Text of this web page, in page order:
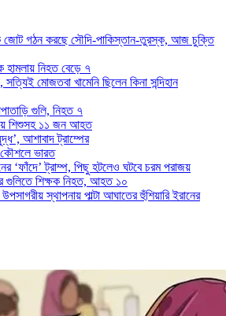
জোট গঠন করছে সৌদি-পাকিস্তান-তুরস্ক, আজ চুক্তি
হামলায় নিহত বেড়ে ৭
মোজতবা খামেনি ছিলেন কিনা সন্দিহান
গুলি, নিহত ৭
শিশুসহ ১১ জন আহত
আশাবাদ ট্রাম্পের
কৌশলে ভারত
‘ফাঁদে’ ট্রাম্প, পিছু হটলেও ঘটবে চরম পরাজয়
গুলিতে শিক্ষক নিহত, আহত ১০
স্থাপনায় পাল্টা আঘাতের হুঁশিয়ারি ইরানের